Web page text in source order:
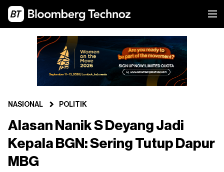
NASIONAL POLITIK
Alasan Nanik S Deyang Jadi
Kepala BGN: Sering Tutup Dapur
MBG